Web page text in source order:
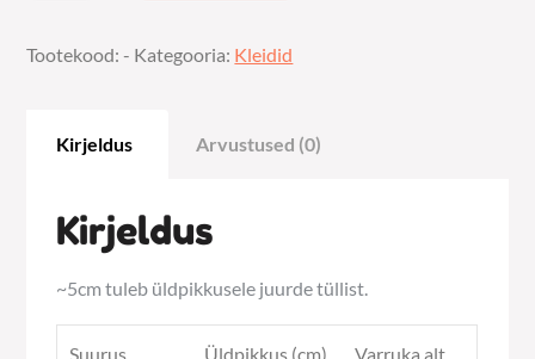
(musta
Tootekood:- Kategooria: Kleidid
Kirjeldus Arvustused (0)
Kirjeldus
~5cm tuleb üldpikkusele juurde tüllist.
Suurus Üldpikkus (cm)
Varruka alt